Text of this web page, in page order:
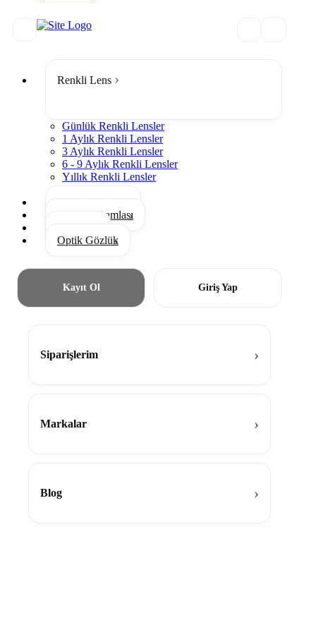
Renkli Lens
Günlük Renkli Lensler
1 Aylık Renkli Lensler
3 Aylık Renkli Lensler
6 - 9 Aylık Renkli Lensler
Yıllık Renkli Lensler
Gözyaşı Damlası
Optik Gözlük
Kayıt Ol Giriş Yap
Siparişlerim
Markalar
Blog